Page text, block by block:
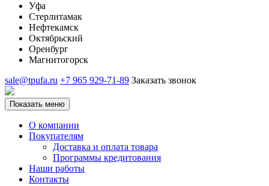
Уфа
Стерлитамак
Нефтекамск
Октябрьский
Оренбург
Магнитогорск
sale@tpufa.ru +7 965 929-71-89 Заказать звонок
Показать меню
О компании
Покупателям
Доставка и оплата товара
Программы кредитования
Наши работы
Контакты